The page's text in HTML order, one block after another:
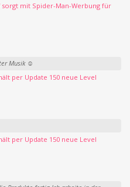
mit Spider-Man-Werbung für
Musik ☺️
per Update 150 neue Level
per Update 150 neue Level